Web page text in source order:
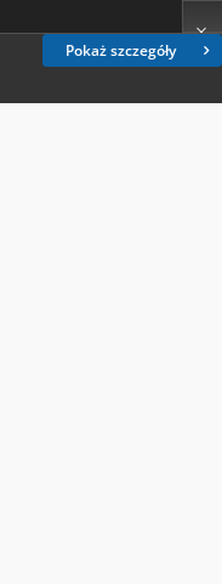
Pokaż szczegóły